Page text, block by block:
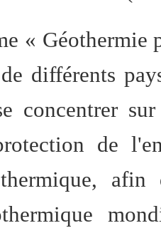
« Géothermie
de différents
concentrer
de